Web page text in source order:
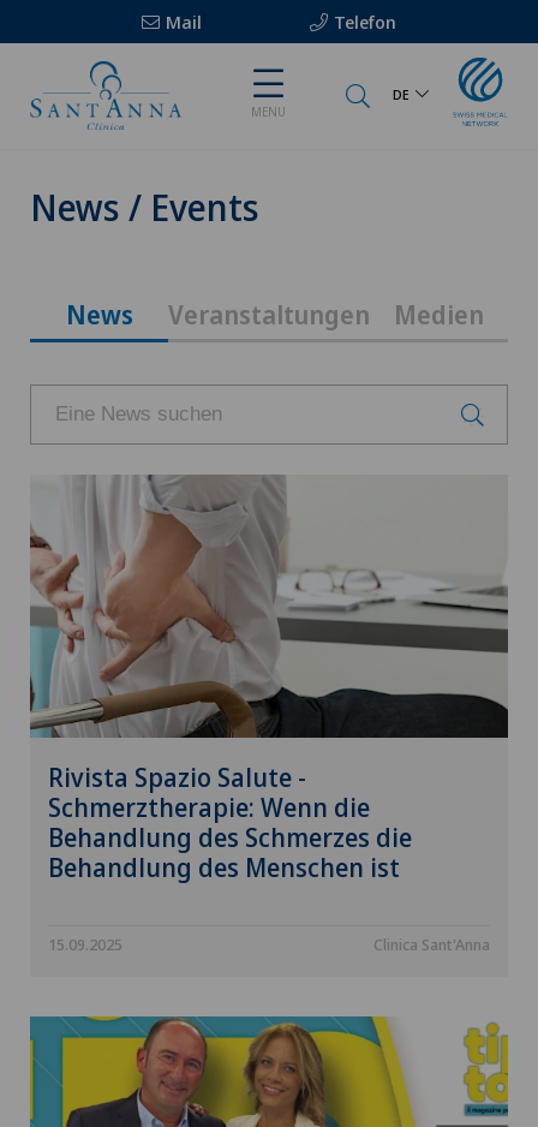
Mail Telefon
MENU
DE
News / Events
News Veranstaltungen Medien
Rivista Spazio Salute -
Schmerztherapie: Wenn die
Behandlung des Schmerzes die
Behandlung des Menschen ist
15.09.2025 Clinica Sant'Anna